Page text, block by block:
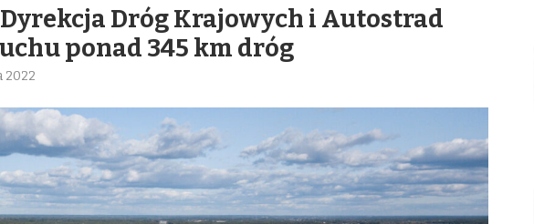
Dróg Krajowych i Autostrad
ponad 345 km dróg
2022